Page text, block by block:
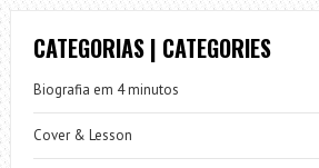
CATEGORIAS | CATEGORIES
Biografia em 4 minutos
Cover & Lesson